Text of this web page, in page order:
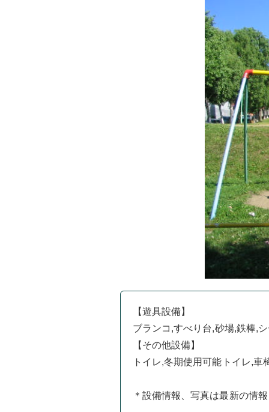
【遊具設備】
ブランコ,すべり台,砂場,鉄棒,
【その他設備】
トイレ,冬期使用可能トイレ,車
＊設備情報、写真は最新の情